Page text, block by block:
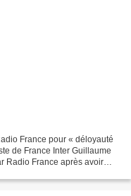
France pour « déloyauté
de France Inter Guillaume
Radio France après avoir